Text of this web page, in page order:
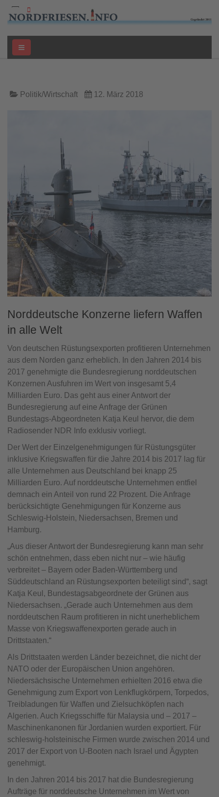
Politik/Wirtschaft 12. März 2018
Norddeutsche Konzerne liefern Waffen
in alle Welt
Von deutschen Rüstungsexporten profitieren Unternehmen
aus dem Norden ganz erheblich. In den Jahren 2014 bis
2017 genehmigte die Bundesregierung norddeutschen
Konzernen Ausfuhren im Wert von insgesamt 5,4
Milliarden Euro. Das geht aus einer Antwort der
Bundesregierung auf eine Anfrage der Grünen
Bundestags-Abgeordneten Katja Keul hervor, die dem
Radiosender NDR Info exklusiv vorliegt.
Der Wert der Einzelgenehmigungen für Rüstungsgüter
inklusive Kriegswaffen für die Jahre 2014 bis 2017 lag für
alle Unternehmen aus Deutschland bei knapp 25
Milliarden Euro. Auf norddeutsche Unternehmen entfiel
demnach ein Anteil von rund 22 Prozent. Die Anfrage
berücksichtigte Genehmigungen für Konzerne aus
Schleswig-Holstein, Niedersachsen, Bremen und
Hamburg.
„Aus dieser Antwort der Bundesregierung kann man sehr
schön entnehmen, dass eben nicht nur – wie häufig
verbreitet – Bayern oder Baden-Württemberg und
Süddeutschland an Rüstungsexporten beteiligt sind“, sagt
Katja Keul, Bundestagsabgeordnete der Grünen aus
Niedersachsen. „Gerade auch Unternehmen aus dem
norddeutschen Raum profitieren in nicht unerheblichem
Masse von Kriegswaffenexporten gerade auch in
Drittstaaten.“
Als Drittstaaten werden Länder bezeichnet, die nicht der
NATO oder der Europäischen Union angehören.
Niedersächsische Unternehmen erhielten 2016 etwa die
Genehmigung zum Export von Lenkflugkörpern, Torpedos,
Treibladungen für Waffen und Zielsuchköpfen nach
Algerien. Auch Kriegsschiffe für Malaysia und – 2017 –
Maschinenkanonen für Jordanien wurden exportiert. Für
schleswig-holsteinische Firmen wurde zwischen 2014 und
2017 der Export von U-Booten nach Israel und Ägypten
genehmigt.
In den Jahren 2014 bis 2017 hat die Bundesregierung
Aufträge für norddeutsche Unternehmen im Wert von